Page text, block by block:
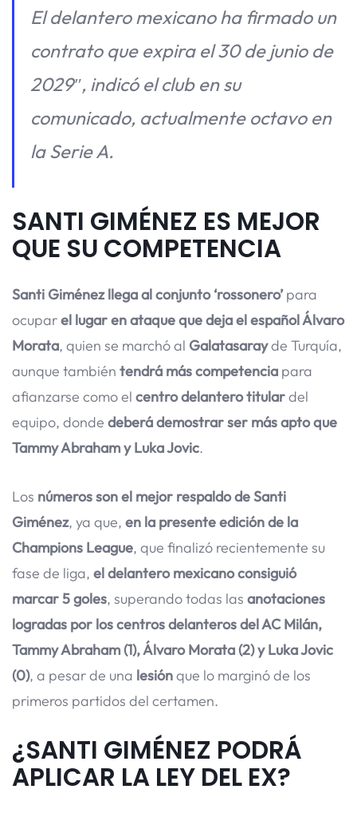
El delantero mexicano ha firmado un
contrato que expira el 30 de junio de
2029″, indicó el club en su
comunicado, actualmente octavo en
la Serie A.
SANTI GIMÉNEZ ES MEJOR
QUE SU COMPETENCIA
Santi Giménez llega al conjunto ‘rossonero’para
ocuparel lugar en ataque que deja el español Álvaro
Morata, quien se marchó al Galatasarayde Turquía,
aunque también tendrá más competencia para
afianzarse como el centro delantero titulardel
equipo, donde deberá demostrar ser más apto que
Tammy Abraham y Luka Jovic.
Los números son el mejor respaldo de Santi
Giménez, ya que, en la presente edición de la
Champions League, que finalizó recientemente su
fase de liga, el delantero mexicano consiguió
marcar 5 goles, superando todas las anotaciones
logradas por los centros delanteros del AC Milán,
Tammy Abraham (1), Álvaro Morata (2) y Luka Jovic
(0), a pesar de una lesiónque lo marginó de los
primeros partidos del certamen.
¿SANTI GIMÉNEZ PODRÁ
APLICAR LA LEY DEL EX?